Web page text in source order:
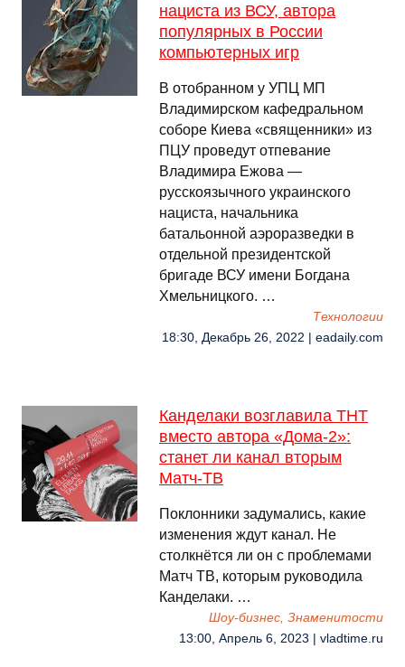
нациста из ВСУ, автора
популярных в России
компьютерных игр
В отобранном у УПЦ МП
Владимирском кафедральном
соборе Киева «священники» из
ПЦУ проведут отпевание
Владимира Ежова —
русскоязычного украинского
нациста, начальника
батальонной аэроразведки в
отдельной президентской
бригаде ВСУ имени Богдана
Хмельницкого. …
Технологии
18:30, Декабрь 26, 2022 | eadaily.com
Канделаки возглавила ТНТ
вместо автора «Дома-2»:
станет ли канал вторым
Матч-ТВ
Поклонники задумались, какие
изменения ждут канал. Не
столкнётся ли он с проблемами
Матч ТВ, которым руководила
Канделаки. …
Шоу-бизнес, Знаменитости
13:00, Апрель 6, 2023 | vladtime.ru